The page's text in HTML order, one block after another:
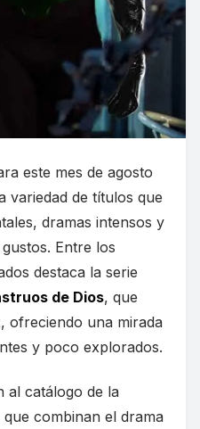
este mes de agosto
variedad de títulos que
dramas intensos y
Entre los
destaca la serie
de Dios, que
ofreciendo una mirada
y poco explorados.
al catálogo de la
combinan el drama